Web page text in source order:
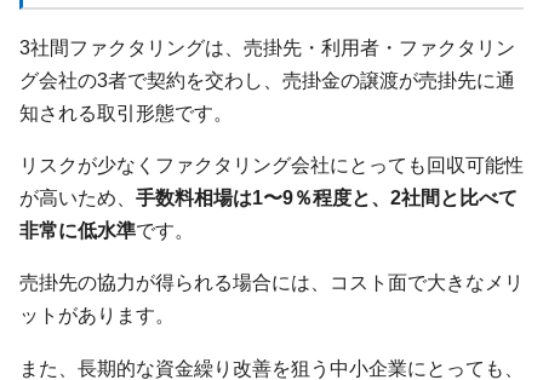
3社間ファクタリングは、売掛先・利用者・ファクタリン
グ会社の3者で契約を交わし、売掛金の譲渡が売掛先に通
知される取引形態です。
リスクが少なくファクタリング会社にとっても回収可能性
が高いため、 手数料相場は1〜9％程度と、2社間と比べて
非常に低水準です。
売掛先の協力が得られる場合には、コスト面で大きなメリ
ットがあります。
また、長期的な資金繰り改善を狙う中小企業にとっても、